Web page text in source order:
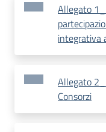
Allegato
integrativa
Allegato
Consorzi